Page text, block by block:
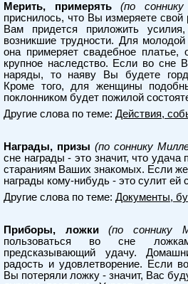
Мерить, примерять (по
приснилось, что Вы измеряете свой
Вам придется приложить
возникшие трудности. Для
она примеряет свадебное платье,
крупное наследство. Если во сне
наряды, то наяву Вы будете
Кроме того, для женщины
поклонником будет пожилой
Другие слова по теме: Действия,
Награды, призы (по соннику
сне награды - это значит, что удача
стараниям Ваших знакомых. Если
награды кому-нибудь - это сулит ей
Другие слова по теме: Документы,
Приборы, ложки (по соннику
пользоваться во сне
предсказывающий удачу.
радость и удовлетворение. Если
Вы потеряли ложку - значит, Вас